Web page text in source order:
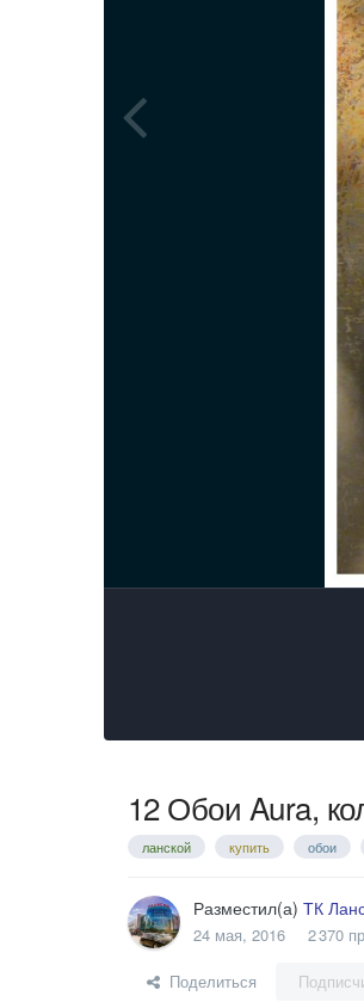
12 Обои Aura,
ланской купить обои
Разместил(а) ТК
24 мая, 2016 2 370
Поделиться